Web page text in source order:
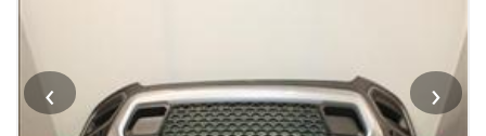
‹ ›